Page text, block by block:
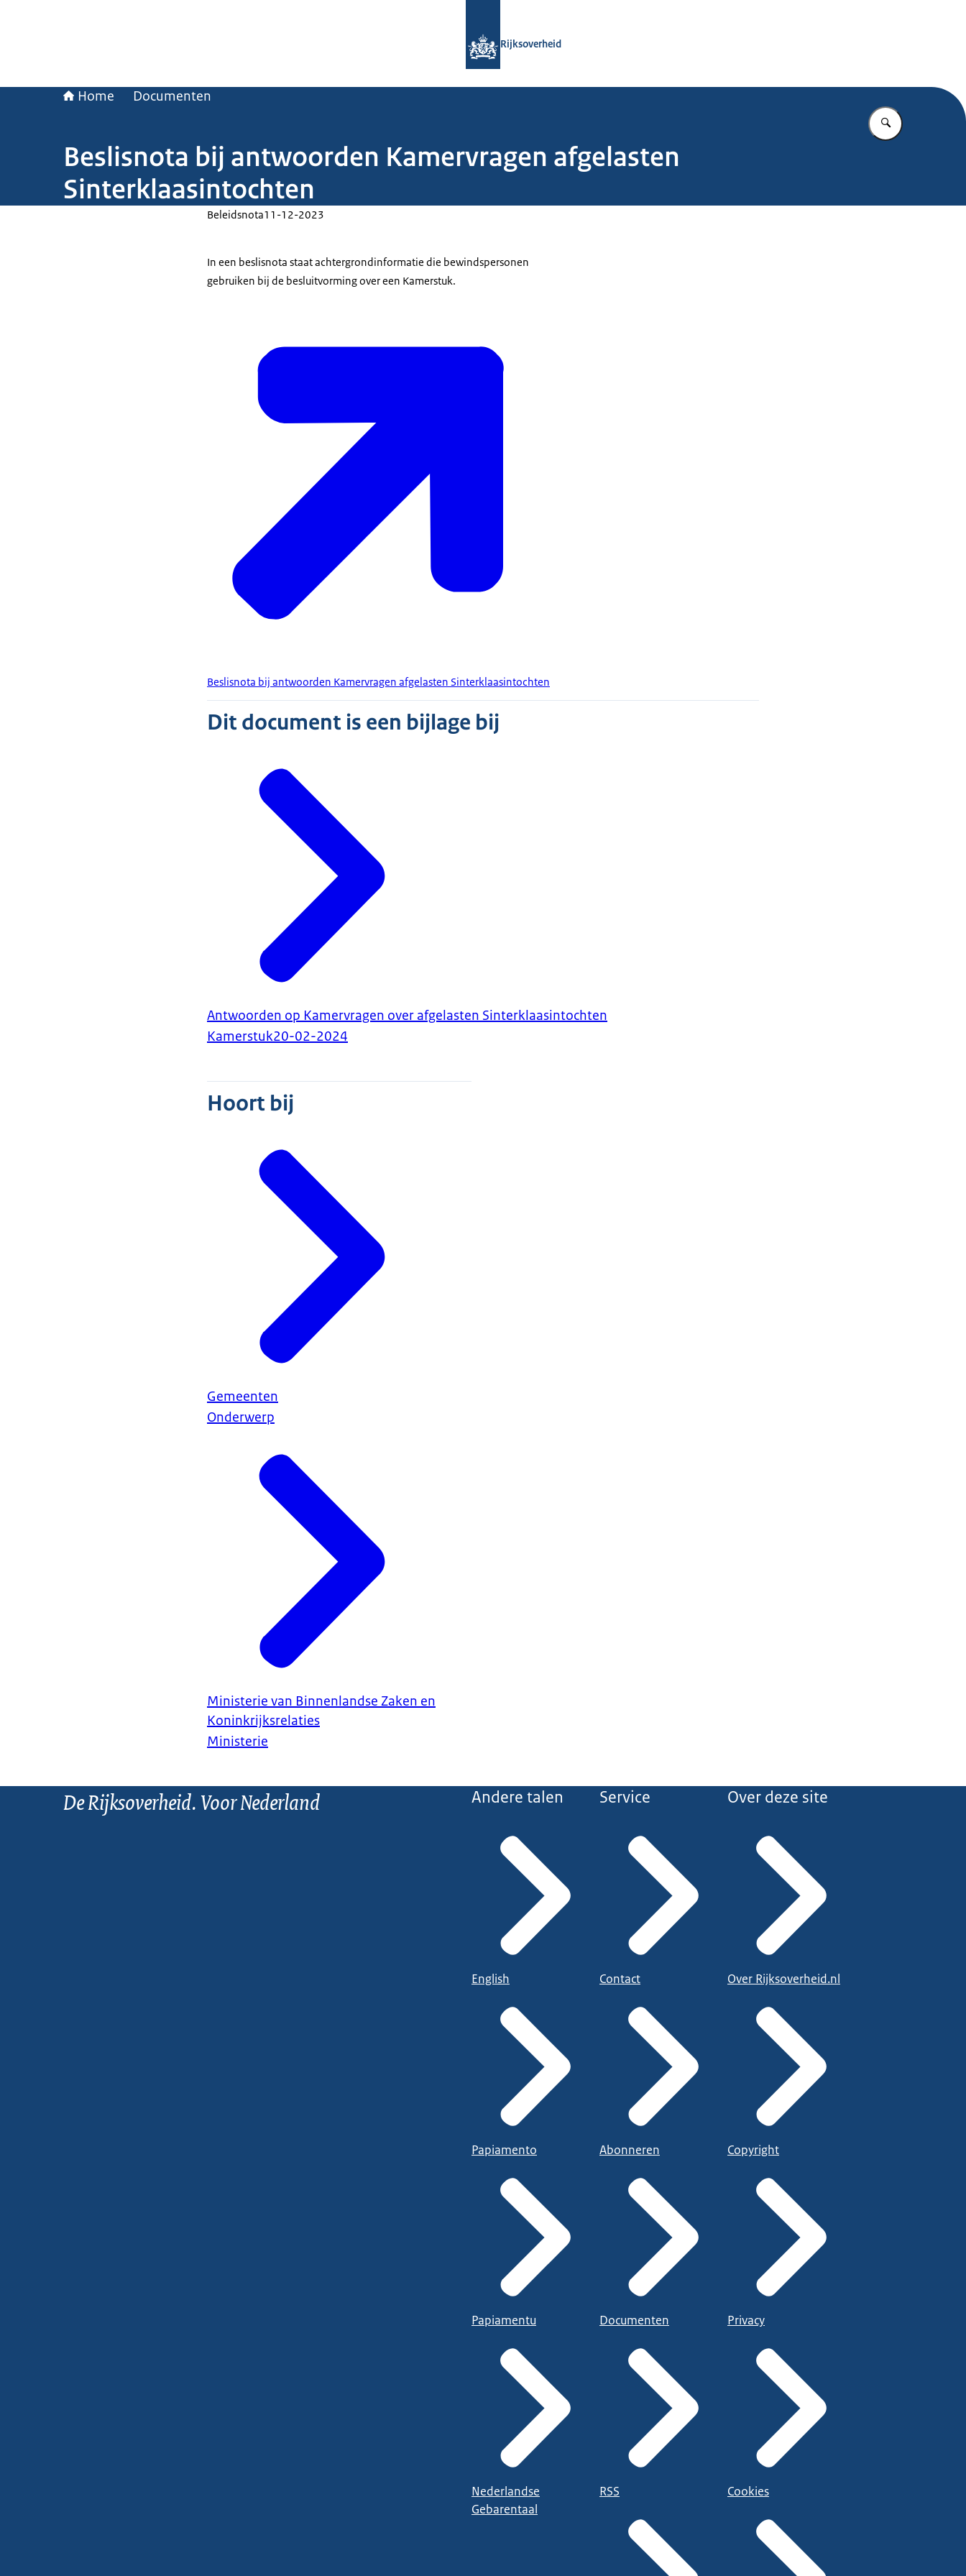
Rijksoverheid
Home Documenten
Vul in wat u
Beslisnota bij antwoorden Kamervragen afgelasten
Sinterklaasintochten
Beleidsnota11-12-2023
In een beslisnota staat achtergrondinformatie die bewindspersonen
gebruiken bij de besluitvorming over een Kamerstuk.
Beslisnota bij antwoorden Kamervragen afgelasten Sinterklaasintochten
Dit document is een bijlage bij
Antwoorden op Kamervragen over afgelasten Sinterklaasintochten
Kamerstuk20-02-2024
Hoort bij
Gemeenten
Onderwerp
Ministerie van Binnenlandse Zaken en
Koninkrijksrelaties
Ministerie
De Rijksoverheid. Voor Nederland Andere talen
English
Papiamento
Papiamentu
Nederlandse
Gebarentaal
Service
Contact
Abonneren
Documenten
RSS
Over deze site
Over Rijksoverheid.nl
Copyright
Privacy
Cookies